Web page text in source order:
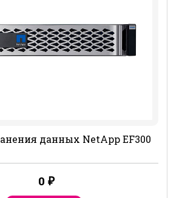
данных NetApp EF300
0 ₽